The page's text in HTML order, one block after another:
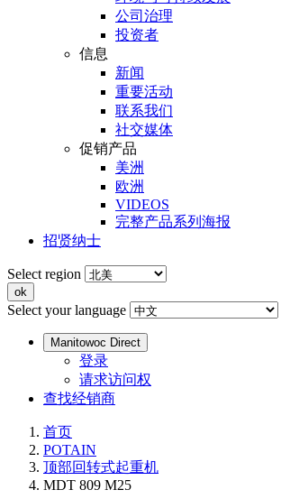
公司治理
投资者
信息
新闻
重要活动
联系我们
社交媒体
促销产品
美洲
欧洲
VIDEOS
完整产品系列海报
招贤纳士
Select region
Select your language
Manitowoc Direct
登录
请求访问权
查找经销商
首页
POTAIN
顶部回转式起重机
MDT 809 M25